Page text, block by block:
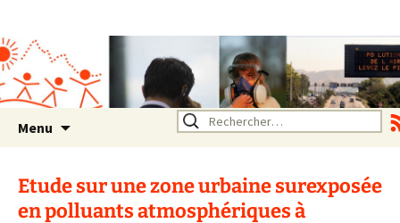
Rhône Alpes
Un environnement sain pour
la santé de tous
Menu Rechercher :
Etude sur une zone urbaine surexposée
en polluants atmosphériques à